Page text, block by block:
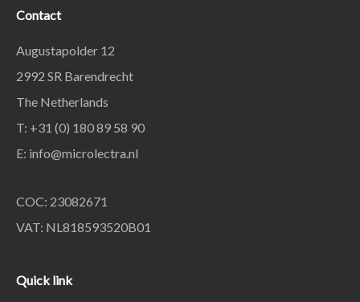
Contact
Augustapolder 12
2992 SR Barendrecht
The Netherlands
T: +31 (0) 180 89 58 90
E: info@microlectra.nl
COC: 23082671
VAT: NL818593520B01
Quick link